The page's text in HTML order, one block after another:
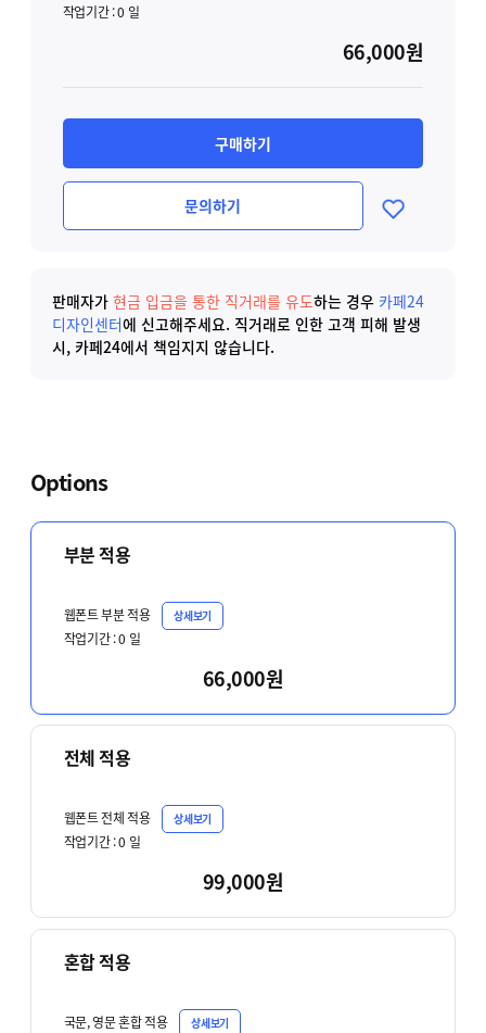
Options
부분 적용
웹폰트 부분 적용 상세보기
작업기간 :0 일
66,000원
전체 적용
웹폰트 전체 적용 상세보기
작업기간 :0 일
99,000원
혼합 적용
국문, 영문 혼합 적용 상세보기
작업기간 :0 일
66,000원
구매하기
문의하기
판매자가 현금 입금을 통한 직거래를 유도하는 경우 카페24
디자인센터에 신고해주세요. 직거래로 인한 고객 피해 발생
시, 카페24에서 책임지지 않습니다.